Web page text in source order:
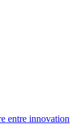
entre innovation